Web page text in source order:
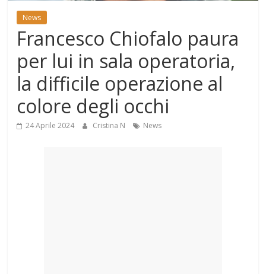
News
Francesco Chiofalo paura
per lui in sala operatoria,
la difficile operazione al
colore degli occhi
24 Aprile 2024 Cristina N News